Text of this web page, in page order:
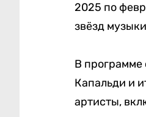
2025 по
звёзд
В программе
Капальди и
артисты,